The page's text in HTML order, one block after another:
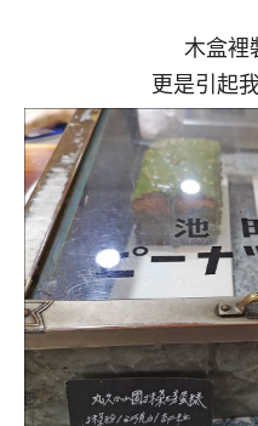
木盒裡
更是引起